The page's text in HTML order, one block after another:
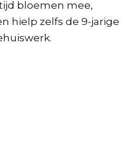
bloemen mee,
hielp zelfs de 9-jarige